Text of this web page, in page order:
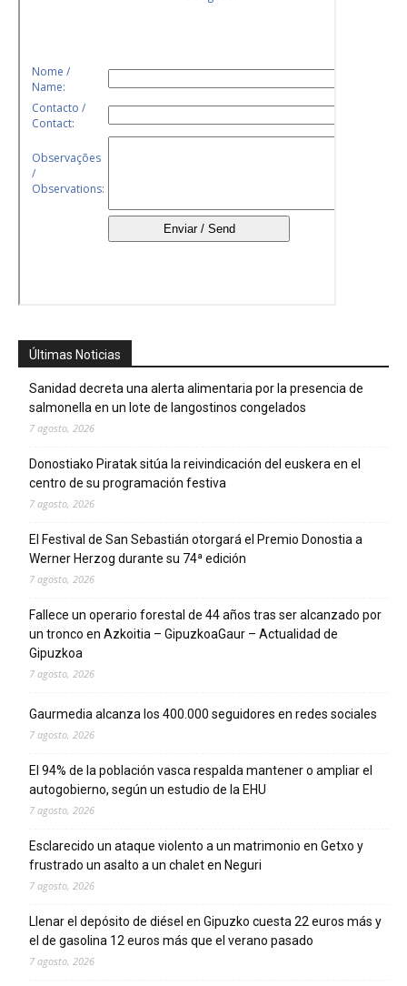
Últimas Noticias
Sanidad decreta una alerta alimentaria por la presencia de
salmonella en un lote de langostinos congelados
7 agosto, 2026
Donostiako Piratak sitúa la reivindicación del euskera en el
centro de su programación festiva
7 agosto, 2026
El Festival de San Sebastián otorgará el Premio Donostia a
Werner Herzog durante su 74ª edición
7 agosto, 2026
Fallece un operario forestal de 44 años tras ser alcanzado por
un tronco en Azkoitia – GipuzkoaGaur – Actualidad de
Gipuzkoa
7 agosto, 2026
Gaurmedia alcanza los 400.000 seguidores en redes sociales
7 agosto, 2026
El 94% de la población vasca respalda mantener o ampliar el
autogobierno, según un estudio de la EHU
7 agosto, 2026
Esclarecido un ataque violento a un matrimonio en Getxo y
frustrado un asalto a un chalet en Neguri
7 agosto, 2026
Llenar el depósito de diésel en Gipuzko cuesta 22 euros más y
el de gasolina 12 euros más que el verano pasado
7 agosto, 2026